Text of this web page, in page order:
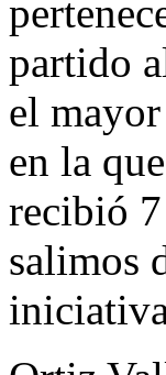
partido
el
en la
recibió
salimos